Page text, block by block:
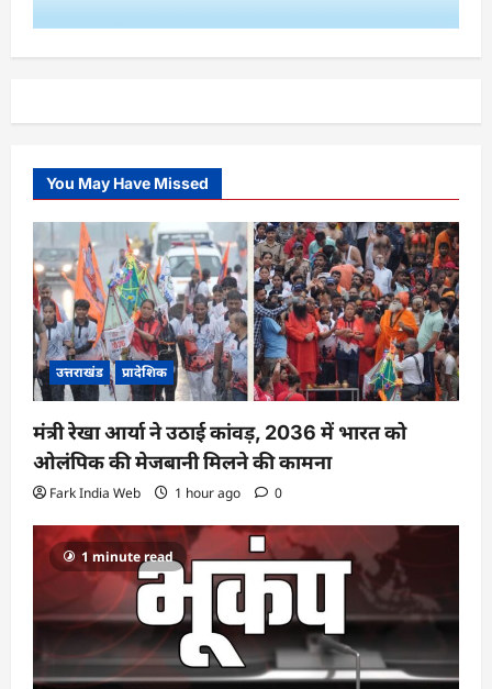
You May Have Missed
उत्तराखंड प्रादेशिक
मंत्री रेखा आर्या ने उठाई कांवड़, 2036 में भारत को
ओलंपिक की मेजबानी मिलने की कामना
Fark India Web 1 hour ago 0
1 minute read